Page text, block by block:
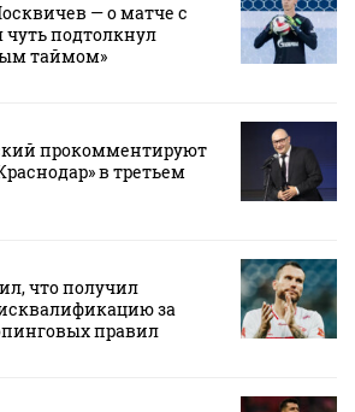
— о матче с
чуть подтолкнул
таймом»
прокомментируют
в третьем
что получил
за
правил